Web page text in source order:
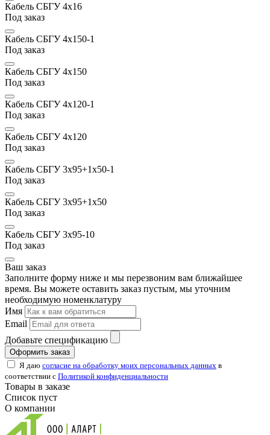
Кабель СБГУ 4х16
Под заказ
Кабель СБГУ 4х150-1
Под заказ
Кабель СБГУ 4х150
Под заказ
Кабель СБГУ 4х120-1
Под заказ
Кабель СБГУ 4х120
Под заказ
Кабель СБГУ 3х95+1х50-1
Под заказ
Кабель СБГУ 3х95+1х50
Под заказ
Кабель СБГУ 3х95-10
Под заказ
Ваш заказ
Заполните форму ниже и мы перезвоним вам ближайшее
время. Вы можете оставить заказ пустым, мы уточним
необходимую номенклатуру
Имя
Email
Добавьте спецификацию
Оформить заказ
Я даю согласие на обработку моих персональных данных в
соответствии с Политикой конфиденциальности
Товары в заказе
Список пуст
О компании